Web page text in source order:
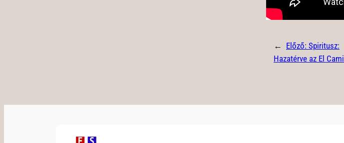
← Előző: Spiritusz:
Hazatérve az El